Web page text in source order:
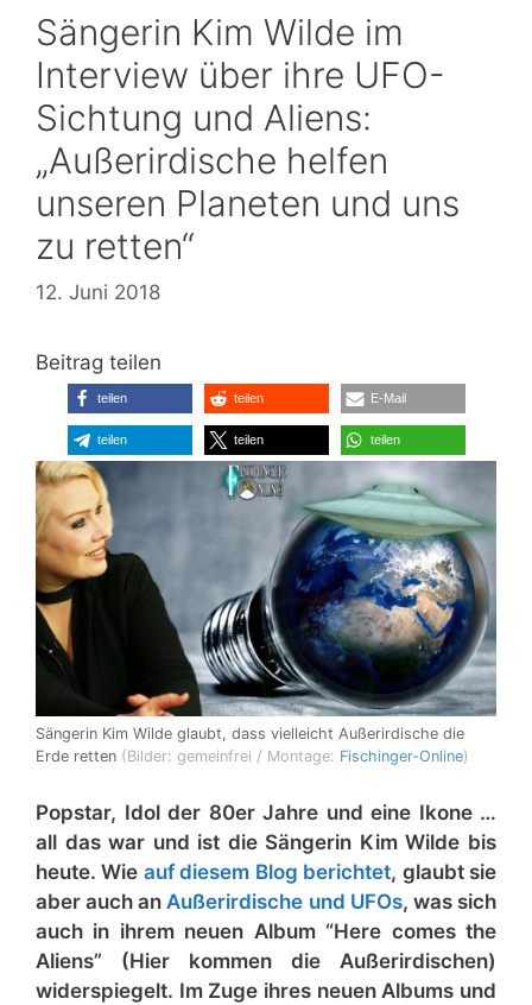
Sängerin Kim Wilde im
Interview über ihre UFO-
Sichtung und Aliens:
„Außerirdische helfen
unseren Planeten und uns
zu retten“
12. Juni 2018
Beitrag teilen
teilen teilen E-Mail
teilen teilen teilen
Sängerin Kim Wilde glaubt, dass vielleicht Außerirdische die
Erde retten (Bilder: gemeinfrei / Montage: Fischinger-Online)
Popstar, Idol der 80er Jahre und eine Ikone …
all das war und ist die Sängerin Kim Wilde bis
heute. Wie auf diesem Blog berichtet, glaubt sie
aber auch an Außerirdische und UFOs, was sich
auch in ihrem neuen Album “Here comes the
Aliens” (Hier kommen die Außerirdischen)
widerspiegelt. Im Zuge ihres neuen Albums und